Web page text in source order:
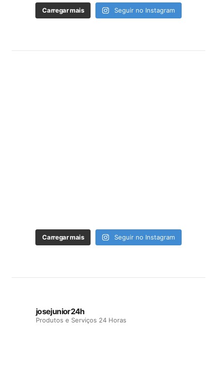
Carregar mais Seguir no Instagram
Carregar mais Seguir no Instagram
josejunior24h
Produtos e Serviços 24 Horas